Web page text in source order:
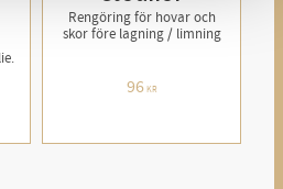
Rengöring för hovar och
skor före lagning / limning
96KR